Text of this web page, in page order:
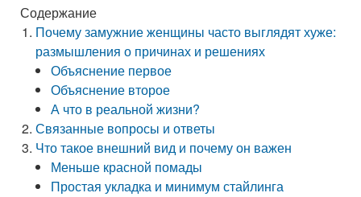
Содержание
Почему замужние женщины часто выглядят хуже:
размышления о причинах и решениях
Объяснение первое
Объяснение второе
А что в реальной жизни?
Связанные вопросы и ответы
Что такое внешний вид и почему он важен
Меньше красной помады
Простая укладка и минимум стайлинга